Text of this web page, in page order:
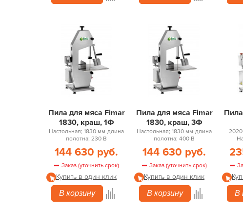
Пила для мяса Fimar
1830, краш, 1Ф
Настольная; 1830 мм-длина
полотна; 230 В
144 630 руб.
Заказ (уточнить срок)
Купить в один клик
В корзину
Пила для мяса Fimar
1830, краш, 3Ф
Настольная; 1830 мм-длина
полотна; 400 В
144 630 руб.
Заказ (уточнить срок)
Купить в один клик
В корзину
В